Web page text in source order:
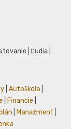
Ľudia
Autoškola
Financie
Manažment